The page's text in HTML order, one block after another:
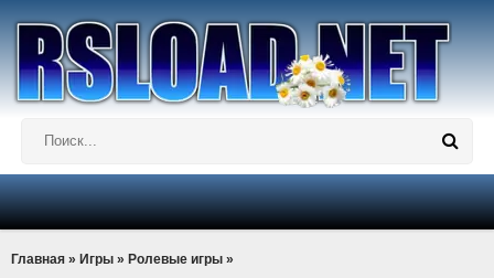
Главная » Игры » Ролевые игры »